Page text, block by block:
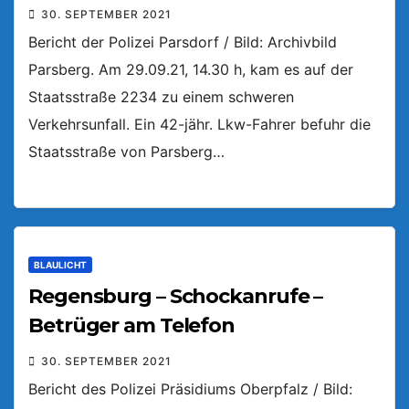
30. SEPTEMBER 2021
Bericht der Polizei Parsdorf / Bild: Archivbild
Parsberg. Am 29.09.21, 14.30 h, kam es auf der
Staatsstraße 2234 zu einem schweren
Verkehrsunfall. Ein 42-jähr. Lkw-Fahrer befuhr die
Staatsstraße von Parsberg…
BLAULICHT
Regensburg – Schockanrufe –
Betrüger am Telefon
30. SEPTEMBER 2021
Bericht des Polizei Präsidiums Oberpfalz / Bild: